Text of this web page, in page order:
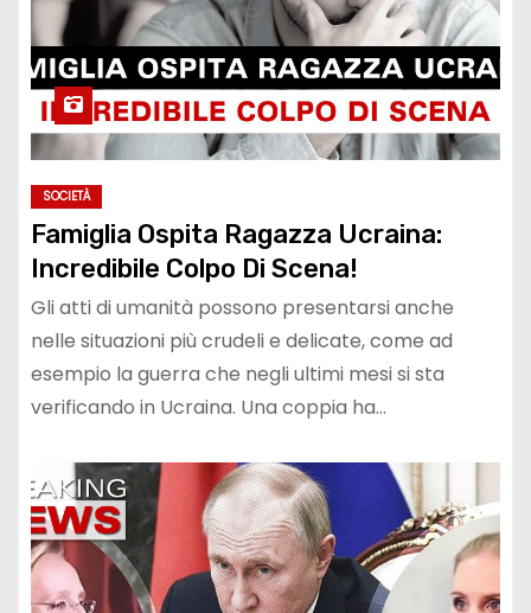
SOCIETÀ
Famiglia Ospita Ragazza Ucraina:
Incredibile Colpo Di Scena!
Gli atti di umanità possono presentarsi anche
nelle situazioni più crudeli e delicate, come ad
esempio la guerra che negli ultimi mesi si sta
verificando in Ucraina. Una coppia ha…